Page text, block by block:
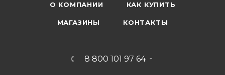
О КОМПАНИИ КАК КУПИТЬ
МАГАЗИНЫ КОНТАКТЫ
8 800 101 97 64